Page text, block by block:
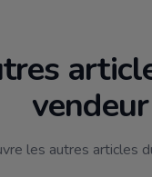
vendeur
les autres articles